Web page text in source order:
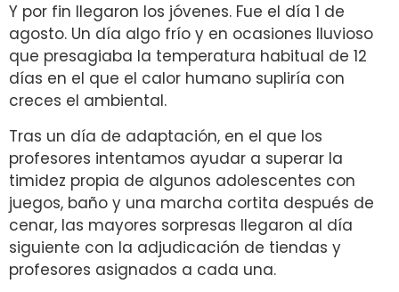
Y por fin llegaron los jóvenes. Fue el día 1 de
agosto. Un día algo frío y en ocasiones lluvioso
que presagiaba la temperatura habitual de 12
días en el que el calor humano supliría con
creces el ambiental.
Tras un día de adaptación, en el que los
profesores intentamos ayudar a superar la
timidez propia de algunos adolescentes con
juegos, baño y una marcha cortita después de
cenar, las mayores sorpresas llegaron al día
siguiente con la adjudicación de tiendas y
profesores asignados a cada una.